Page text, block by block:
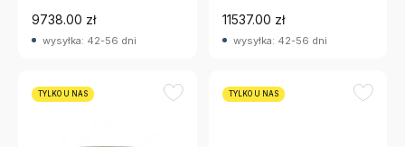
9738.00 zł
wysyłka: 42-56 dni
11537.00 zł
wysyłka: 42-56 dni
TYLKO U NAS TYLKO U NAS